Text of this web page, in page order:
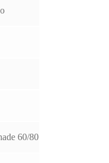
60/80